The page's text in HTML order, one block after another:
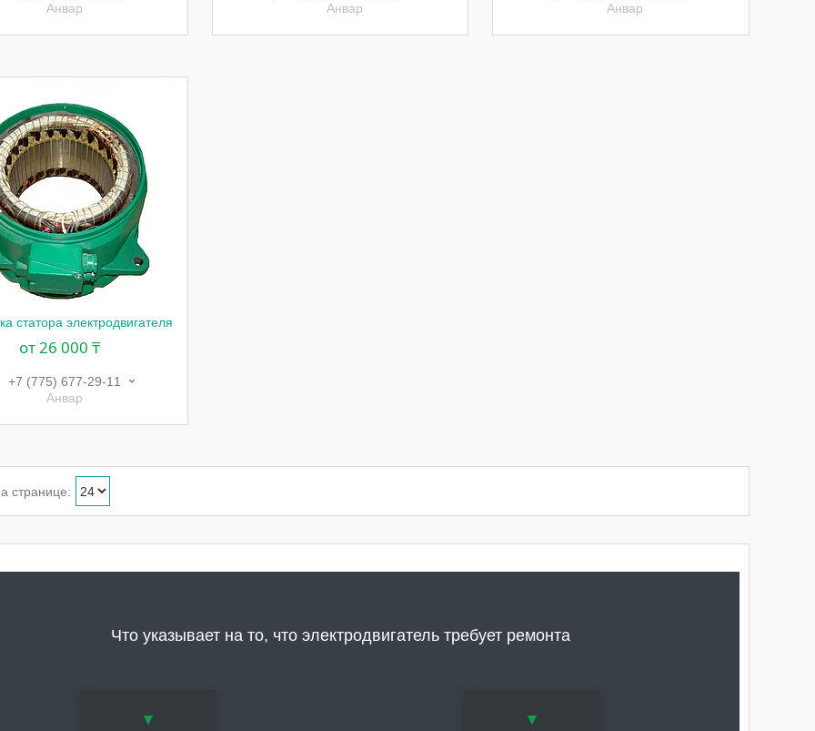
Анвар
Анвар
Анвар
статора электродвигателя
от 26 000 ₸
+7 (775) 677-29-11
Анвар
Что указывает на то, что электродвигатель требует ремонта
▼ ▼